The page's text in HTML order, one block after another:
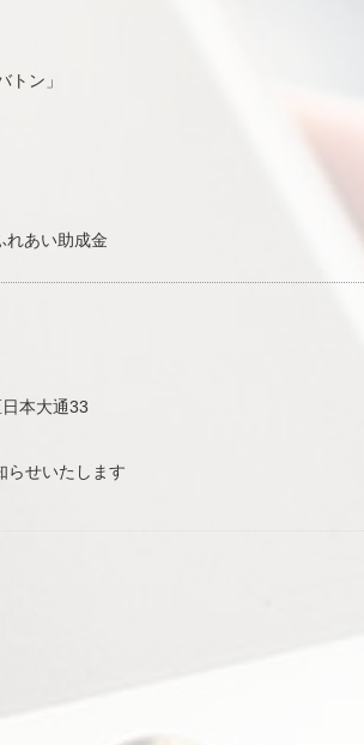
ン」
あい助成金
本大通33
らせいたします